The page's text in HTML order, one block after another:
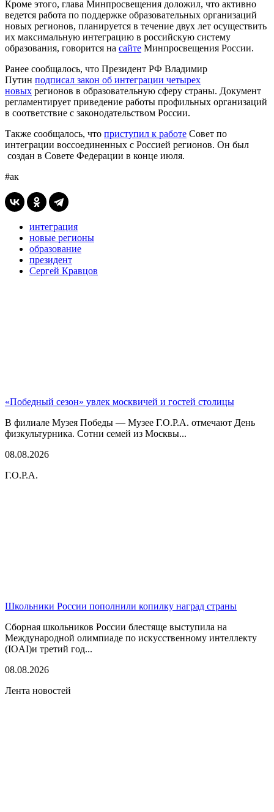
Кроме этого, глава Минпросвещения доложил, что активно
ведется работа по поддержке образовательных организаций
новых регионов, планируется в течение двух лет осуществить
их максимальную интеграцию в российскую систему
образования, говорится на сайте Минпросвещения России.
Ранее сообщалось, что Президент РФ Владимир
Путин подписал закон об интеграции четырех
новых регионов в образовательную сферу страны. Документ
регламентирует приведение работы профильных организаций
в соответствие с законодательством России.
Также сообщалось, что приступил к работе Совет по
интеграции воссоединенных с Россией регионов. Он был
создан в Совете Федерации в конце июля.
#ак
интеграция
новые регионы
образование
президент
Сергей Кравцов
«Победный сезон» увлек москвичей и гостей столицы
В филиале Музея Победы — Музее Г.О.Р.А. отмечают День
физкультурника. Сотни семей из Москвы...
08.08.2026
Г.О.Р.А.
Школьники России пополнили копилку наград страны
Сборная школьников России блестяще выступила на
Международной олимпиаде по искусственному интеллекту
(IOAI)и третий год...
08.08.2026
Лента новостей